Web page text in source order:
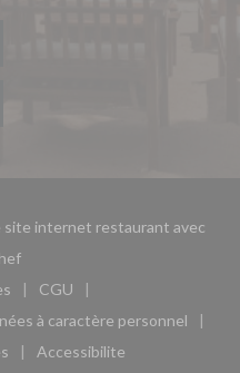
internet restaurant avec
((ouvre une nouvelle fenêtre))
une nouvelle fenêtre))
CGU
((ouvre une nouvelle
à caractère personnel
((ouvre une nouvelle fenêtre))
une nouvelle fenêtre))
Accessibilite